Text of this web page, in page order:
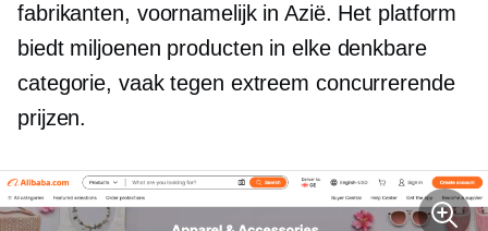
fabrikanten, voornamelijk in Azië. Het platform
biedt miljoenen producten in elke denkbare
categorie, vaak tegen extreem concurrerende
prijzen.